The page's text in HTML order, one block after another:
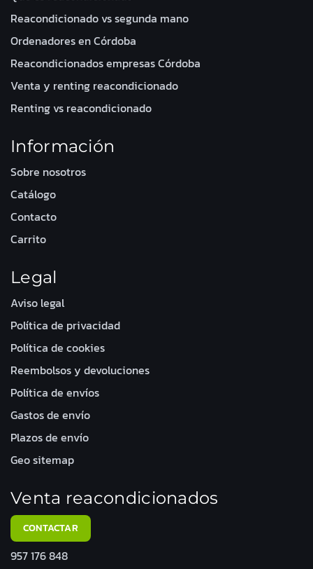
Reacondicionado vs segunda mano
Ordenadores en Córdoba
Reacondicionados empresas Córdoba
Venta y renting reacondicionado
Renting vs reacondicionado
Información
Sobre nosotros
Catálogo
Contacto
Carrito
Legal
Aviso legal
Política de privacidad
Política de cookies
Reembolsos y devoluciones
Política de envíos
Gastos de envío
Plazos de envío
Geo sitemap
Venta reacondicionados
CONTACTAR
957 176 848